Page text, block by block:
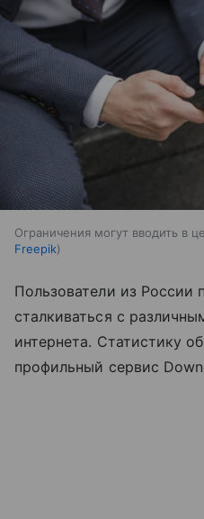
Ограничения могут вводить в
Freepik
Пользователи из России
сталкиваться с
интернета. Статистику
профильный сервис